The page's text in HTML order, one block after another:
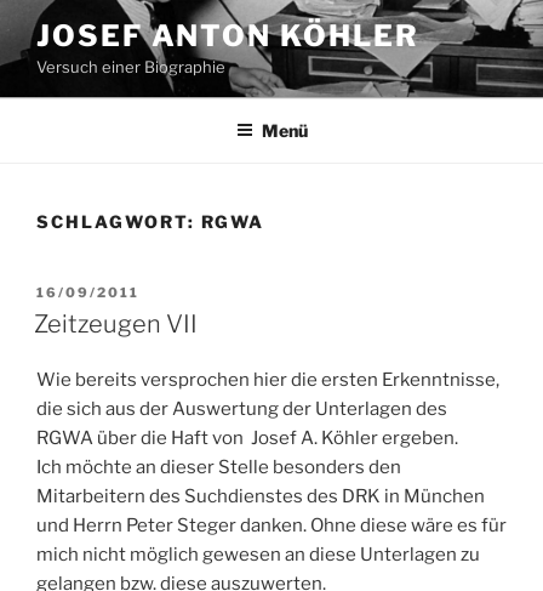
Inhalt
springen
JOSEF ANTON KÖHLER
Versuch einer Biographie
Menü
SCHLAGWORT: RGWA
VERÖFFENTLICHT
AM
16/09/2011
Zeitzeugen VII
Wie bereits versprochen hier die ersten Erkenntnisse,
die sich aus der Auswertung der Unterlagen des
RGWA über die Haft von Josef A. Köhler ergeben.
Ich möchte an dieser Stelle besonders den
Mitarbeitern des Suchdienstes des DRK in München
und Herrn Peter Steger danken. Ohne diese wäre es für
mich nicht möglich gewesen an diese Unterlagen zu
gelangen bzw. diese auszuwerten.